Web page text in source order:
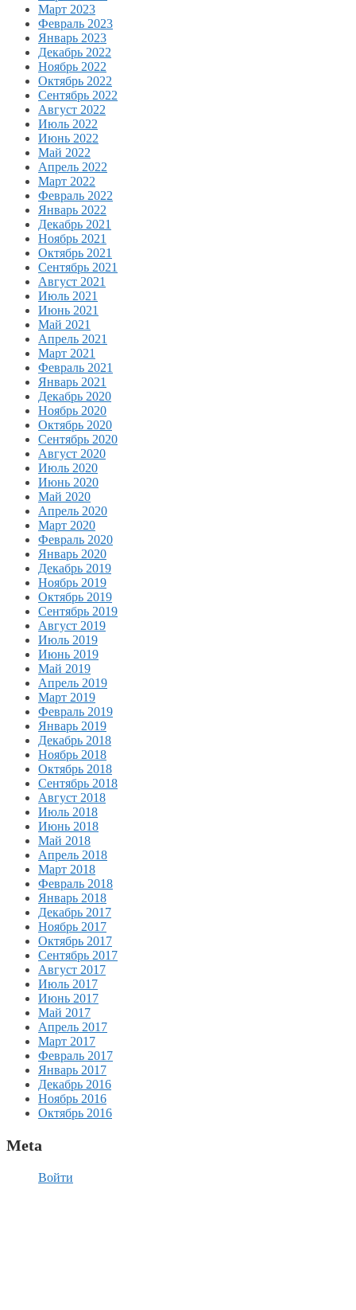
Март 2023
Февраль 2023
Январь 2023
Декабрь 2022
Ноябрь 2022
Октябрь 2022
Сентябрь 2022
Август 2022
Июль 2022
Июнь 2022
Май 2022
Апрель 2022
Март 2022
Февраль 2022
Январь 2022
Декабрь 2021
Ноябрь 2021
Октябрь 2021
Сентябрь 2021
Август 2021
Июль 2021
Июнь 2021
Май 2021
Апрель 2021
Март 2021
Февраль 2021
Январь 2021
Декабрь 2020
Ноябрь 2020
Октябрь 2020
Сентябрь 2020
Август 2020
Июль 2020
Июнь 2020
Май 2020
Апрель 2020
Март 2020
Февраль 2020
Январь 2020
Декабрь 2019
Ноябрь 2019
Октябрь 2019
Сентябрь 2019
Август 2019
Июль 2019
Июнь 2019
Май 2019
Апрель 2019
Март 2019
Февраль 2019
Январь 2019
Декабрь 2018
Ноябрь 2018
Октябрь 2018
Сентябрь 2018
Август 2018
Июль 2018
Июнь 2018
Май 2018
Апрель 2018
Март 2018
Февраль 2018
Январь 2018
Декабрь 2017
Ноябрь 2017
Октябрь 2017
Сентябрь 2017
Август 2017
Июль 2017
Июнь 2017
Май 2017
Апрель 2017
Март 2017
Февраль 2017
Январь 2017
Декабрь 2016
Ноябрь 2016
Октябрь 2016
Meta
Войти